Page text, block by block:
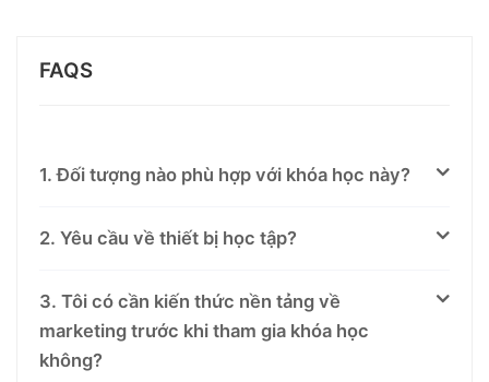
FAQS
1. Đối tượng nào phù hợp với khóa học này?
2. Yêu cầu về thiết bị học tập?
3. Tôi có cần kiến thức nền tảng về
marketing trước khi tham gia khóa học
không?